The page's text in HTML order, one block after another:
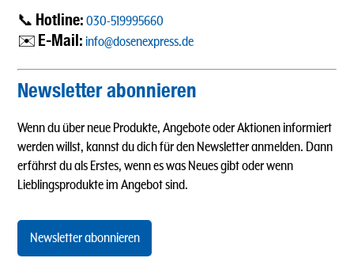
📞 Hotline: 030-519995660
✉️ E-Mail: info@dosenexpress.de
Newsletter abonnieren
Wenn du über neue Produkte, Angebote oder Aktionen informiert
werden willst, kannst du dich für den Newsletter anmelden. Dann
erfährst du als Erstes, wenn es was Neues gibt oder wenn
Lieblingsprodukte im Angebot sind.
Newsletter abonnieren